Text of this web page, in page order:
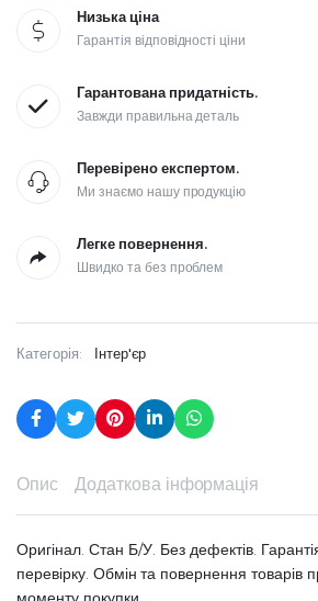
Низька ціна
Гарантія відповідності ціни
Гарантована придатність.
Завжди правильна деталь
Перевірено експертом.
Ми знаємо нашу продукцію
Легке повернення.
Швидко та без проблем
Категорія: Інтер'єр
Опис Додаткова інформація
Оригінал. Стан Б/У. Без дефектів.
перевірку. Обмін та повернення товарів